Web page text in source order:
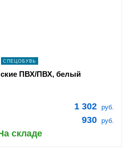
СПЕЦОБУВЬ
ПВХ/ПВХ, белый
1 302 руб.
930 руб.
складе